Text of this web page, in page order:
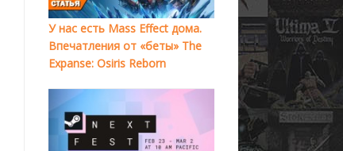
У нас есть Mass Effect дома.
Впечатления от «беты» The
Expanse: Osiris Reborn